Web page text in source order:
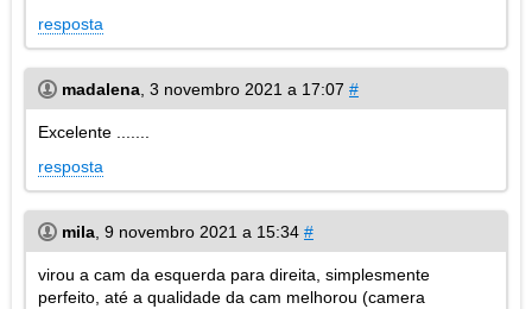
resposta
madalena 3 novembro 2021 a 17:07 #
Excelente .......
resposta
mila 9 novembro 2021 a 15:34 #
virou a cam da esquerda para direita, simplesmente
perfeito, até a qualidade da cam melhorou (camera